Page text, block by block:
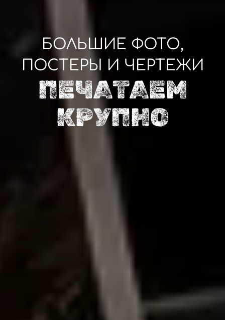
БОЛЬШИЕ ФОТО,
ПОСТЕРЫ И ЧЕРТЕЖИ
ПЕЧАТАЕМ
КРУПНО